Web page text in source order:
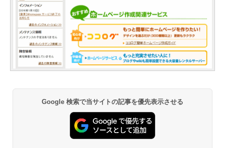
Google 検索で当サイトの記事を優先表示させる